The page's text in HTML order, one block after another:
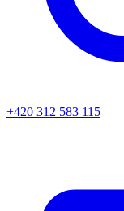
+420 312 583 115